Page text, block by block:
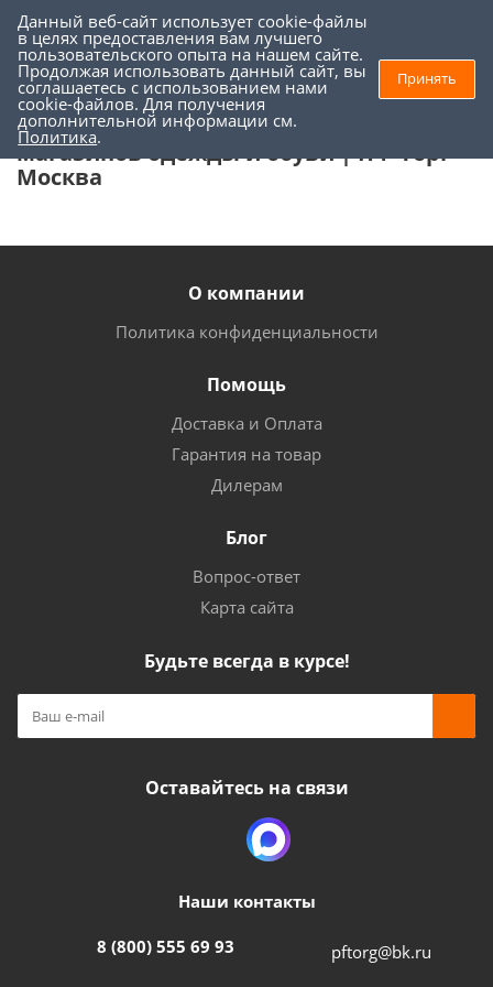
Торговое оборудование
Купить торговое оборудование для
магазинов одежды и обуви | ПФ-Торг
Москва
О компании
Политика конфиденциальности
Помощь
Доставка и Оплата
Гарантия на товар
Дилерам
Блог
Вопрос-ответ
Карта сайта
Будьте всегда в курсе!
Оставайтесь на связи
Наши контакты
8 (800) 555 69 93 pftorg@bk.ru
Данный веб-сайт использует cookie-файлы
в целях предоставления вам лучшего
пользовательского опыта на нашем сайте.
Продолжая использовать данный сайт, вы
соглашаетесь с использованием нами
cookie-файлов. Для получения
дополнительной информации см.
Политика.
Принять